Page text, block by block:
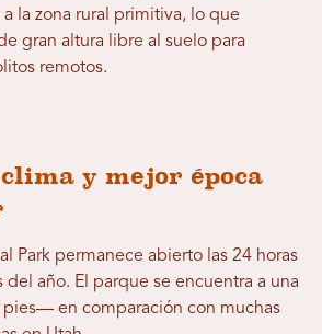
la zona rural primitiva, lo que
gran altura libre al suelo para
remotos.
y mejor época
Park permanece abierto las 24 horas
año. El parque se encuentra a una
en comparación con muchas